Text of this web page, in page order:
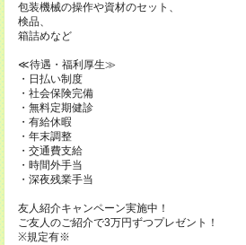
包装機械の操作や資材のセット、
検品、
箱詰めなど
≪待遇・福利厚生≫
・日払い制度
・社会保険完備
・無料定期健診
・有給休暇
・年末調整
・交通費支給
・時間外手当
・深夜残業手当
友人紹介キャンペーン実施中！
ご友人のご紹介で3万円ずつプレゼント！
※規定有※